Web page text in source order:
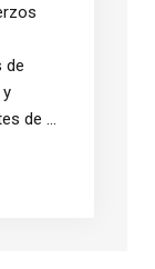
de
de ...